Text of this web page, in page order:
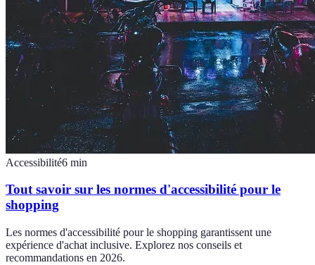
Accessibilité6 min
Tout savoir sur les normes d'accessibilité pour le
shopping
Les normes d'accessibilité pour le shopping garantissent une
expérience d'achat inclusive. Explorez nos conseils et
recommandations en 2026.